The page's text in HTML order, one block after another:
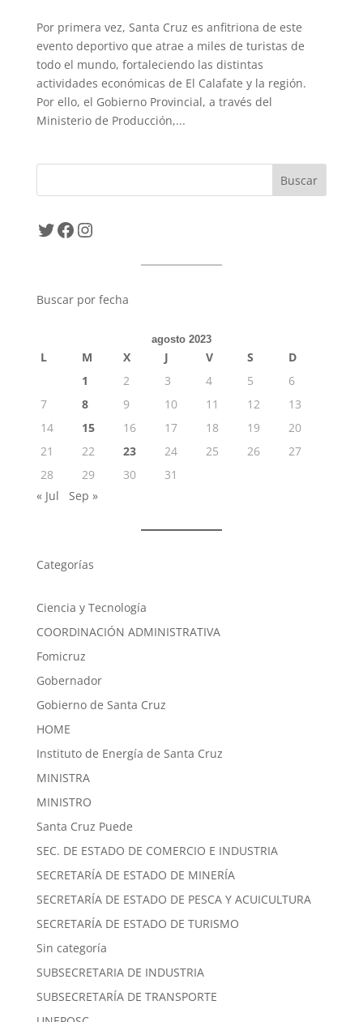
Por primera vez, Santa Cruz es anfitriona de este
evento deportivo que atrae a miles de turistas de
todo el mundo, fortaleciendo las distintas
actividades económicas de El Calafate y la región.
Por ello, el Gobierno Provincial, a través del
Ministerio de Producción,...
Twitter
Facebook
Instagram
Buscar por fecha
agosto 2023
L M X J V S
D
1
2 3 4 5
6
7
8 9 10 11 12
13
14
15 16 17 18 19
20
21
22 23 24 25 26
27
28
29 30
31
« Jul
Sep »
Categorías
Ciencia y Tecnología
COORDINACIÓN ADMINISTRATIVA
Fomicruz
Gobernador
Gobierno de Santa Cruz
HOME
Instituto de Energía de Santa Cruz
MINISTRA
MINISTRO
Santa Cruz Puede
SEC. DE ESTADO DE COMERCIO E INDUSTRIA
SECRETARÍA DE ESTADO DE MINERÍA
SECRETARÍA DE ESTADO DE PESCA Y ACUICULTURA
SECRETARÍA DE ESTADO DE TURISMO
Sin categoría
SUBSECRETARIA DE INDUSTRIA
SUBSECRETARÍA DE TRANSPORTE